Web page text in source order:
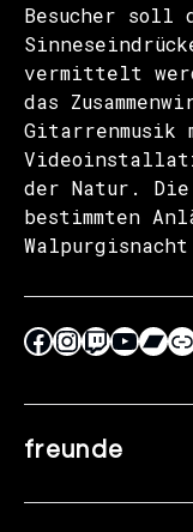
Besucher
vermittelt
das
der Natur.
bestimmten
freunde